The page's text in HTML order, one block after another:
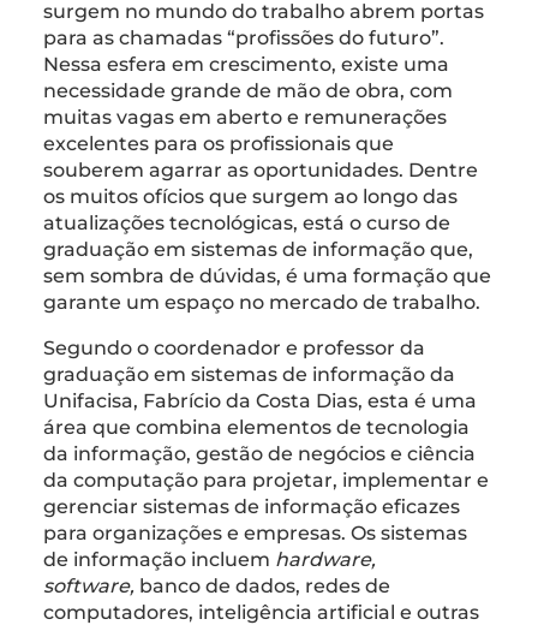
surgem no mundo do trabalho abrem portas
para as chamadas “profissões do futuro”.
Nessa esfera em crescimento, existe uma
necessidade grande de mão de obra, com
muitas vagas em aberto e remunerações
excelentes para os profissionais que
souberem agarrar as oportunidades. Dentre
os muitos ofícios que surgem ao longo das
atualizações tecnológicas, está o curso de
graduação em sistemas de informação que,
sem sombra de dúvidas, é uma formação que
garante um espaço no mercado de trabalho.
Segundo o coordenador e professor da
graduação em sistemas de informação da
Unifacisa, Fabrício da Costa Dias, esta é uma
área que combina elementos de tecnologia
da informação, gestão de negócios e ciência
da computação para projetar, implementar e
gerenciar sistemas de informação eficazes
para organizações e empresas. Os sistemas
de informação incluem hardware,
software, banco de dados, redes de
computadores, inteligência artificial e outras